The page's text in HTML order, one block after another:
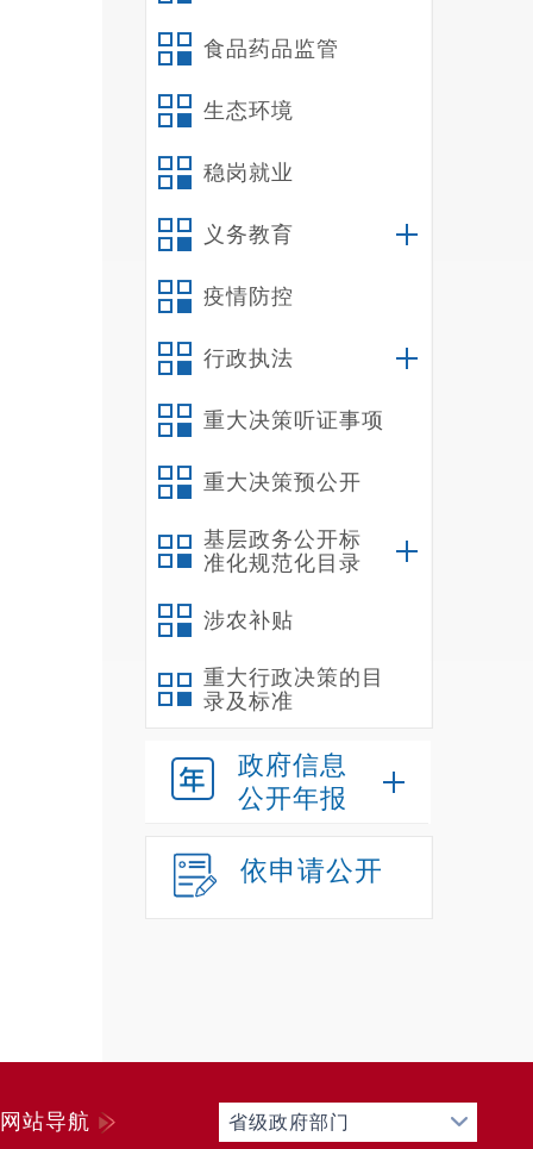
食品药品监管
生态环境
稳岗就业
义务教育
疫情防控
行政执法
重大决策听证事项
重大决策预公开
基层政务公开标
准化规范化目录
涉农补贴
重大行政决策的目
录及标准
政府信息
公开年报
依申请公开
网站导航 省级政府部门